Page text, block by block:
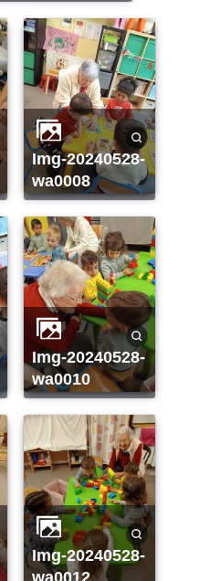
img-20240528-
wa0008
img-20240528-
wa0010
img-20240528-
wa0012